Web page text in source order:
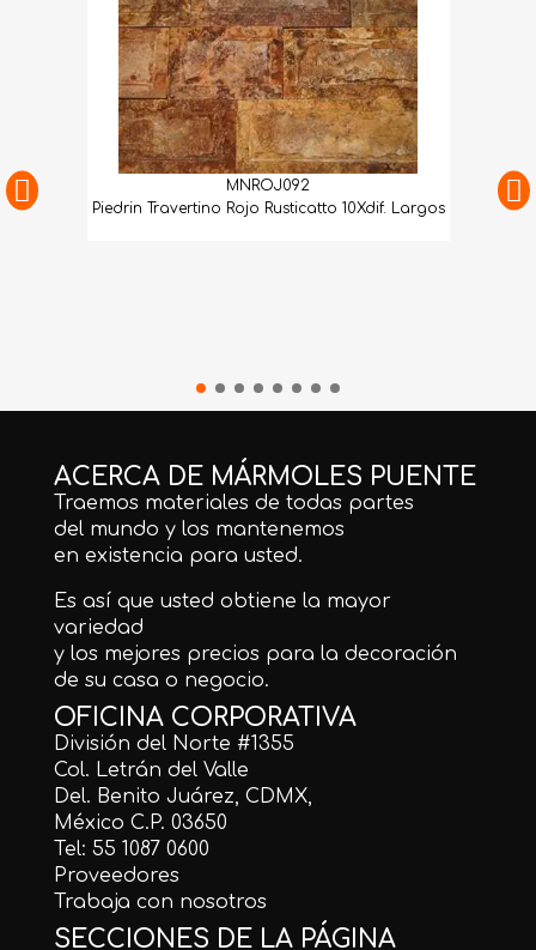
MNROJ092
Piedrin Travertino Rojo Rusticatto 10Xdif. Largos
ACERCA DE MÁRMOLES PUENTE
Traemos materiales de todas partes
del mundo y los mantenemos
en existencia para usted.
Es así que usted obtiene la mayor
variedad
y los mejores precios para la decoración
de su casa o negocio.
OFICINA CORPORATIVA
División del Norte #1355
Col. Letrán del Valle
Del. Benito Juárez, CDMX,
México C.P. 03650
Tel: 55 1087 0600
Proveedores
Trabaja con nosotros
SECCIONES DE LA PÁGINA